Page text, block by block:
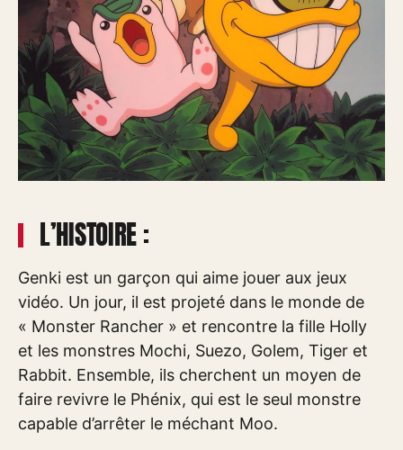
L’HISTOIRE :
Genki est un garçon qui aime jouer aux jeux
vidéo. Un jour, il est projeté dans le monde de
« Monster Rancher » et rencontre la fille Holly
et les monstres Mochi, Suezo, Golem, Tiger et
Rabbit. Ensemble, ils cherchent un moyen de
faire revivre le Phénix, qui est le seul monstre
capable d’arrêter le méchant Moo.